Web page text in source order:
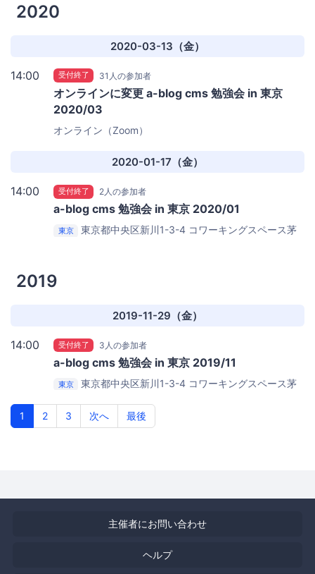
2020
2020-03-13（金）
14:00 受付終了 31人の参加者
オンラインに変更 a-blog cms 勉強会 in 東京
2020/03
オンライン（Zoom）
2020-01-17（金）
14:00 受付終了 2人の参加者
a-blog cms 勉強会 in 東京 2020/01
東京 東京都中央区新川1-3-4 コワーキングスペース茅
2019
2019-11-29（金）
14:00 受付終了 3人の参加者
a-blog cms 勉強会 in 東京 2019/11
東京 東京都中央区新川1-3-4 コワーキングスペース茅
1
2 3 次へ 最後
主催者にお問い合わせ
ヘルプ